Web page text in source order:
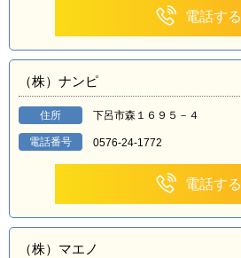
電話する
（株）ナンピ
住所 下呂市森１６９５－４
電話番号 0576-24-1772
電話する
（株）マエノ